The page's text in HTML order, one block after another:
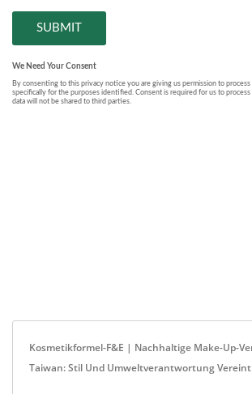
Kosmetikformel-F&E | Nachhaltige Make-Up-
Taiwan: Stil Und Umweltverantwortung